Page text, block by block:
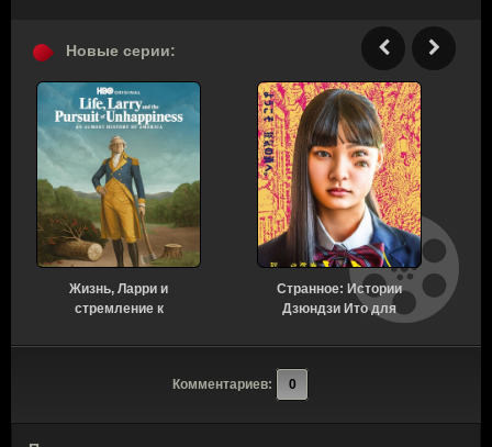
Новые серии:
Жизнь, Ларри и
стремление к
история Америки 1 сезон
Странное: Истории
Дзюндзи Ито для
сезон 6 серия [Смотреть
Комментариев:
0